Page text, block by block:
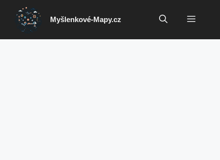
Přeskočit
obsah
Myšlenkové-Mapy.cz Menu